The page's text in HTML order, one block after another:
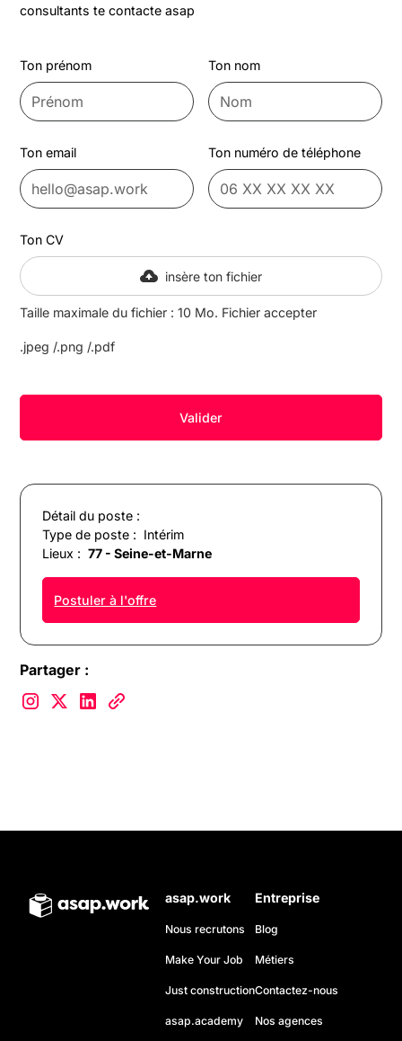
Détail du poste :
Type de poste : Intérim
Lieux : 77 - Seine-et-Marne
Postuler à l'offre
Partager :
consultants te contacte asap
Ton prénom Ton nom
Ton email Ton numéro de téléphone
Ton CV
insère ton fichier
Taille maximale du fichier : 10 Mo. Fichier accepter
.jpeg /.png /.pdf
asap.work
Nous recrutons
Make Your Job
Just construction
asap.academy
Entreprise
Blog
Métiers
Contactez-nous
Nos agences